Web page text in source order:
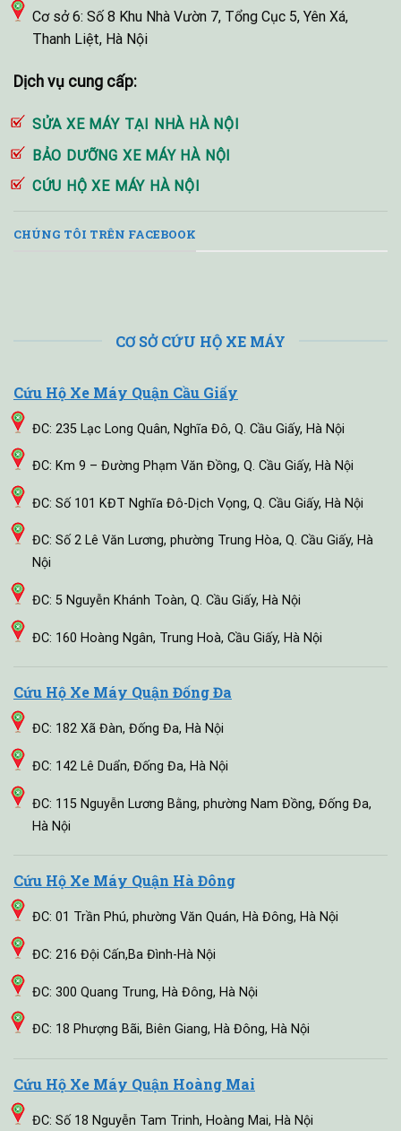
Cơ sở 6: Số 8 Khu Nhà Vườn 7, Tổng Cục 5, Yên Xá,
Thanh Liệt, Hà Nội
Dịch vụ cung cấp:
SỬA XE MÁY TẠI NHÀ HÀ NỘI
BẢO DƯỠNG XE MÁY HÀ NỘI
CỨU HỘ XE MÁY HÀ NỘI
CHÚNG TÔI TRÊN FACEBOOK
CƠ SỞ CỨU HỘ XE MÁY
Cứu Hộ Xe Máy Quận Cầu Giấy
ĐC: 235 Lạc Long Quân, Nghĩa Đô, Q. Cầu Giấy, Hà Nội
ĐC: Km 9 – Đường Phạm Văn Đồng, Q. Cầu Giấy, Hà Nội
ĐC: Số 101 KĐT Nghĩa Đô-Dịch Vọng, Q. Cầu Giấy, Hà Nội
ĐC: Số 2 Lê Văn Lương, phường Trung Hòa, Q. Cầu Giấy, Hà
Nội
ĐC: 5 Nguyễn Khánh Toàn, Q. Cầu Giấy, Hà Nội
ĐC: 160 Hoàng Ngân, Trung Hoà, Cầu Giấy, Hà Nội
Cứu Hộ Xe Máy Quận Đống Đa
ĐC: 182 Xã Đàn, Đống Đa, Hà Nội
ĐC: 142 Lê Duẩn, Đống Đa, Hà Nội
ĐC: 115 Nguyễn Lương Bằng, phường Nam Đồng, Đống Đa,
Hà Nội
Cứu Hộ Xe Máy Quận Hà Đông
ĐC: 01 Trần Phú, phường Văn Quán, Hà Đông, Hà Nội
ĐC: 216 Đội Cấn,Ba Đình-Hà Nội
ĐC: 300 Quang Trung, Hà Đông, Hà Nội
ĐC: 18 Phượng Bãi, Biên Giang, Hà Đông, Hà Nội
Cứu Hộ Xe Máy Quận Hoàng Mai
ĐC: Số 18 Nguyễn Tam Trinh, Hoàng Mai, Hà Nội